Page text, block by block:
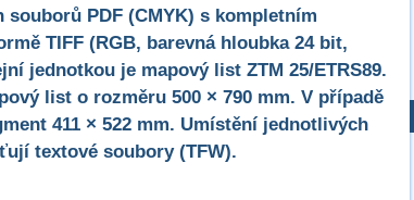
PDF (CMYK) s kompletním
TIFF (RGB, barevná hloubka 24 bit,
jednotkou je mapový list ZTM 25/ETRS89.
list o rozměru 500 × 790 mm. V případě
411 × 522 mm. Umístění jednotlivých
textové soubory (TFW).